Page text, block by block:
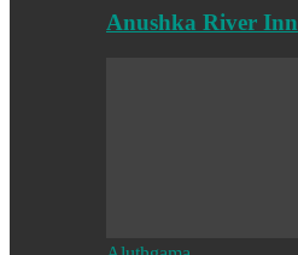
Anushka River Inn